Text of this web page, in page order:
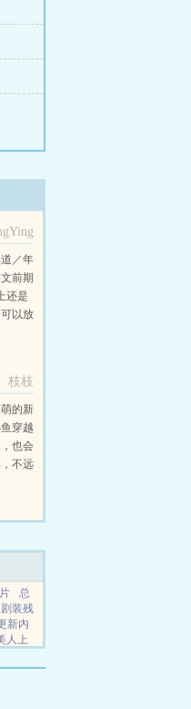
／年
前期
还是
以放
枝枝
的新
穿越
也会
不远
日三
总
装残
新内
人上
青梅